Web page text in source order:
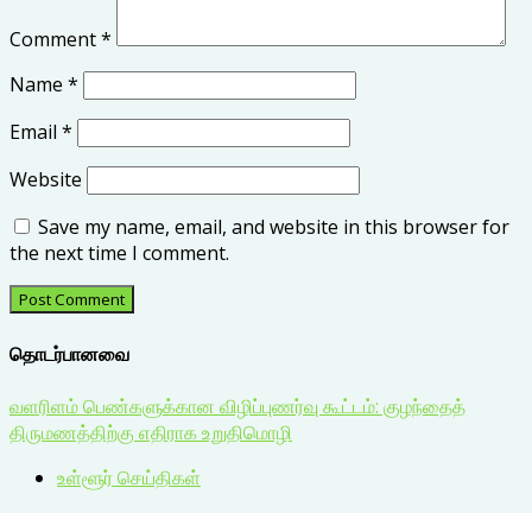
Comment*
Name *
Email *
Website
Save my name, email, and website in this browser for
the next time I comment.
தொடர்பானவை
வளரிளம் பெண்களுக்கான விழிப்புணர்வு கூட்டம்: குழந்தைத்
திருமணத்திற்கு எதிராக உறுதிமொழி
உள்ளூர் செய்திகள்